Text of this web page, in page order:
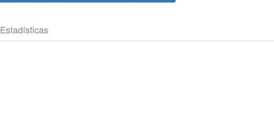
Estadísticas